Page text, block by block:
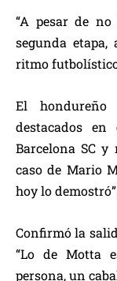
“A pesar de
segunda
ritmo
El
destacados
Barcelona SC
caso de Mario
hoy lo
Confirmó la
“Lo de Motta
persona, un